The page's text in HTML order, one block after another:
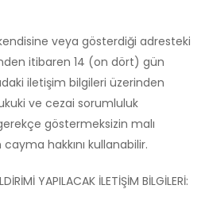
kendisine veya gösterdiği adresteki
itibaren 14 (on dört) gün
iletişim bilgileri üzerinden
ve cezai sorumluluk
göstermeksizin malı
hakkını kullanabilir.
YAPILACAK İLETİŞİM BİLGİLERİ: